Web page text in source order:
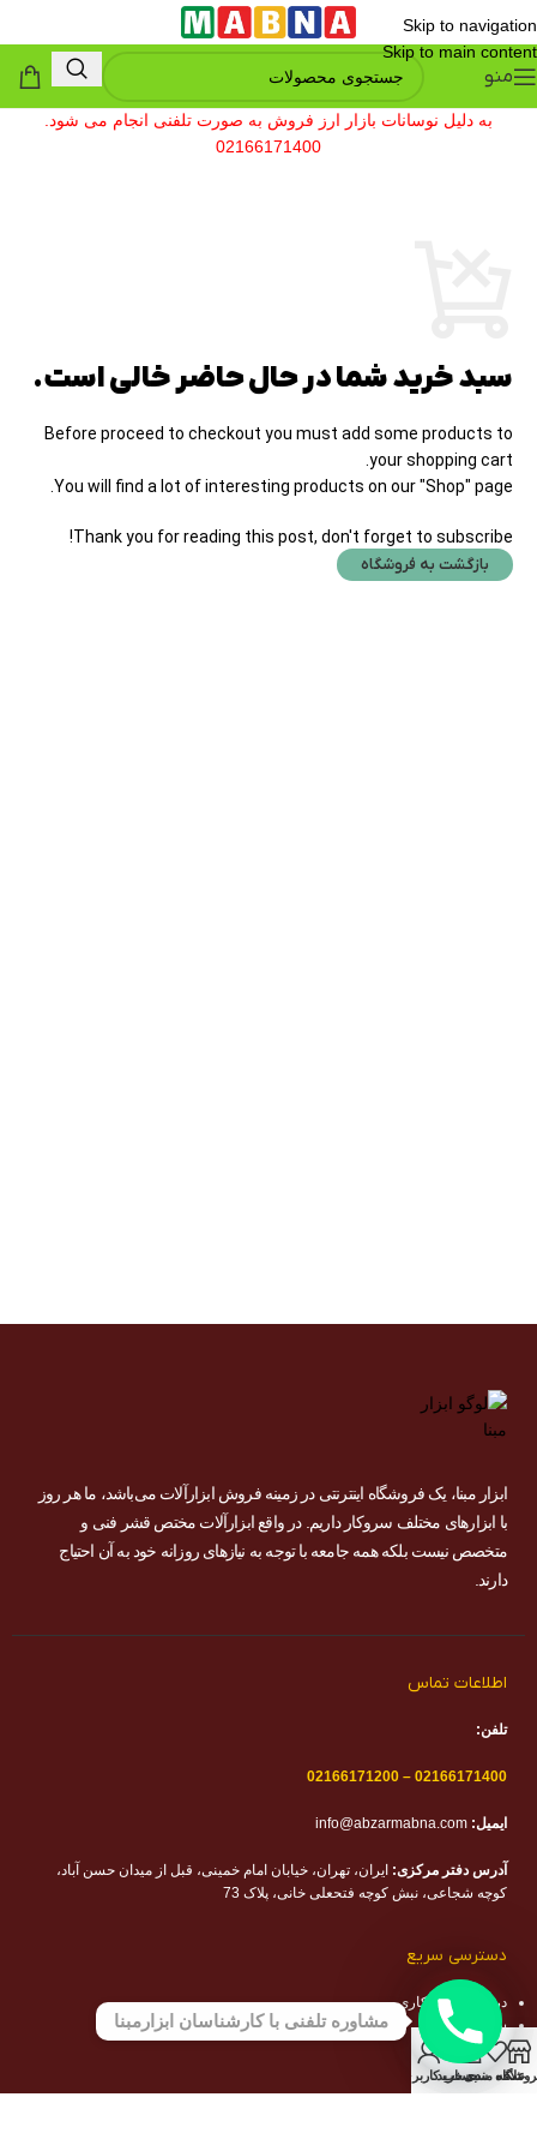
Skip to navigation
Skip to main content
منو
به دلیل نوسانات بازار ارز فروش به صورت تلفنی انجام می شود.
02166171400
سبد خرید شما در حال حاضر خالی است.
Before proceed to checkout you must add some products to
your shopping cart.
You will find a lot of interesting products on our "Shop" page.
Thank you for reading this post, don't forget to subscribe!
بازگشت به فروشگاه
ابزار مبنا، یک فروشگاه اینترنتی در زمینه فروش ابزارآلات می‌باشد، ما هر روز
با ابزارهای مختلف سروکار داریم. در واقع ابزارآلات مختص قشر فنی و
متخصص نیست بلکه همه جامعه با توجه به نیازهای روزانه خود به آن احتیاج
دارند.
اطلاعات تماس
تلفن:
02166171400
–
02166171200
ایمیل: info@abzarmabna.com
آدرس دفتر مرکزی: ایران، تهران، خیابان امام خمینی، قبل از میدان حسن آباد،
کوچه شجاعی، نبش کوچه فتحعلی خانی، پلاک 73
دسترسی سریع
درخواست همکاری
سوالات متداول
مجله ابزار مبنا
معرفی برند
علاقه مندیسبد خرید
حساب کاربری من
مشاوره تلفنی با کارشناسان ابزارمبنا